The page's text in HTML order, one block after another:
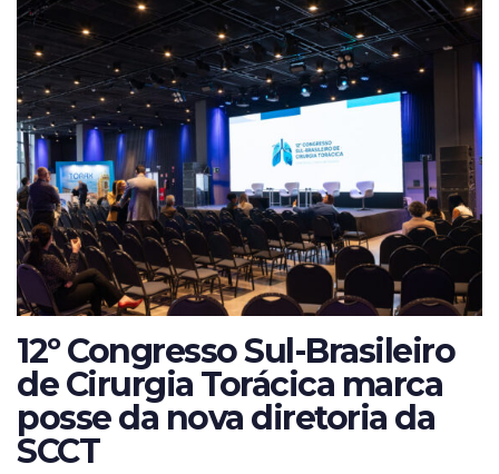
12º Congresso Sul-Brasileiro
de Cirurgia Torácica marca
posse da nova diretoria da
SCCT